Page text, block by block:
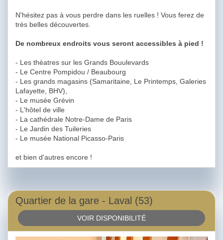
N'hésitez pas à vous perdre dans les ruelles ! Vous ferez de
très belles découvertes.
De nombreux endroits vous seront accessibles à pied !
- Les thèatres sur les Grands Bouulevards
- Le Centre Pompidou / Beaubourg
- Les grands magasins (Samaritaine, Le Printemps, Galeries
Lafayette, BHV),
- Le musée Grévin
- L'hôtel de ville
- La cathédrale Notre-Dame de Paris
- Le Jardin des Tuileries
- Le musée National Picasso-Paris
et bien d'autres encore !
Quartier de la gare - Laval (53)
VOIR DISPONIBILITÉ